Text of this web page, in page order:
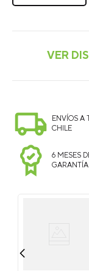
ENVÍOS A
CHILE
6 MESES
GARANTÍA